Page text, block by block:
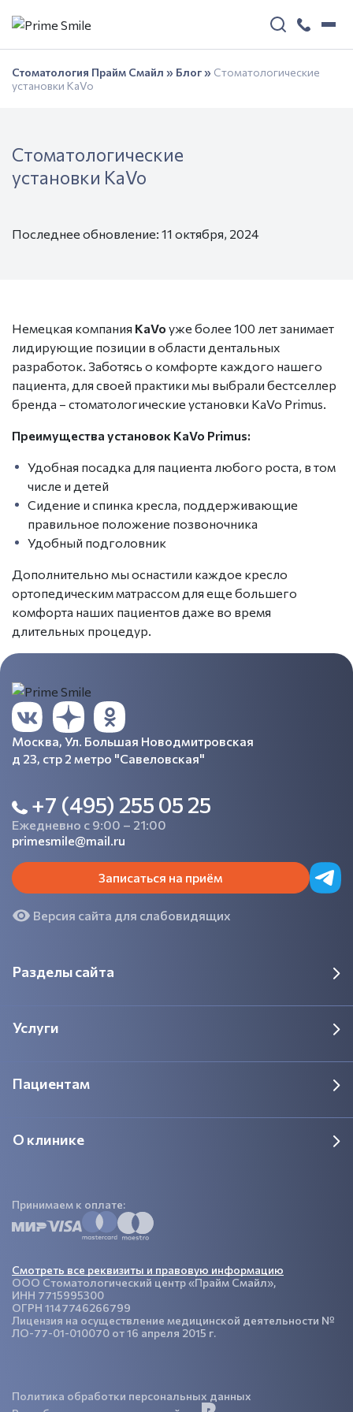
Стоматология Прайм Смайл » Блог» Стоматологические
установки KaVo
Стоматологические
установки KaVo
Последнее обновление: 11 октября, 2024
Немецкая компания KaVo уже более 100 лет занимает
лидирующие позиции в области дентальных
разработок. Заботясь о комфорте каждого нашего
пациента, для своей практики мы выбрали бестселлер
бренда – стоматологические установки KaVo Primus.
Преимущества установок KaVo Primus:
Удобная посадка для пациента любого роста, в том
числе и детей
Сидение и спинка кресла, поддерживающие
правильное положение позвоночника
Удобный подголовник
Дополнительно мы оснастили каждое кресло
ортопедическим матрассом для еще большего
комфорта наших пациентов даже во время
длительных процедур.
Москва, Ул. Большая Новодмитровская
д 23, стр 2 метро "Савеловская"
Разделы сайта
Услуги
Пациентам
О клинике
+7 (495) 255 05 25
Ежедневно с 9:00 – 21:00
primesmile@mail.ru
Записаться на приём
Версия сайта для слабовидящих
Политика обработки персональных данных
Принимаем к оплате:
Смотреть все реквизиты и правовую информацию
ООО Стоматологический центр «Прайм Смайл»,
ИНН 7715995300
ОГРН 1147746266799
Лицензия на осуществление медицинской деятельности №
ЛО-77-01-010070 от 16 апреля 2015 г.